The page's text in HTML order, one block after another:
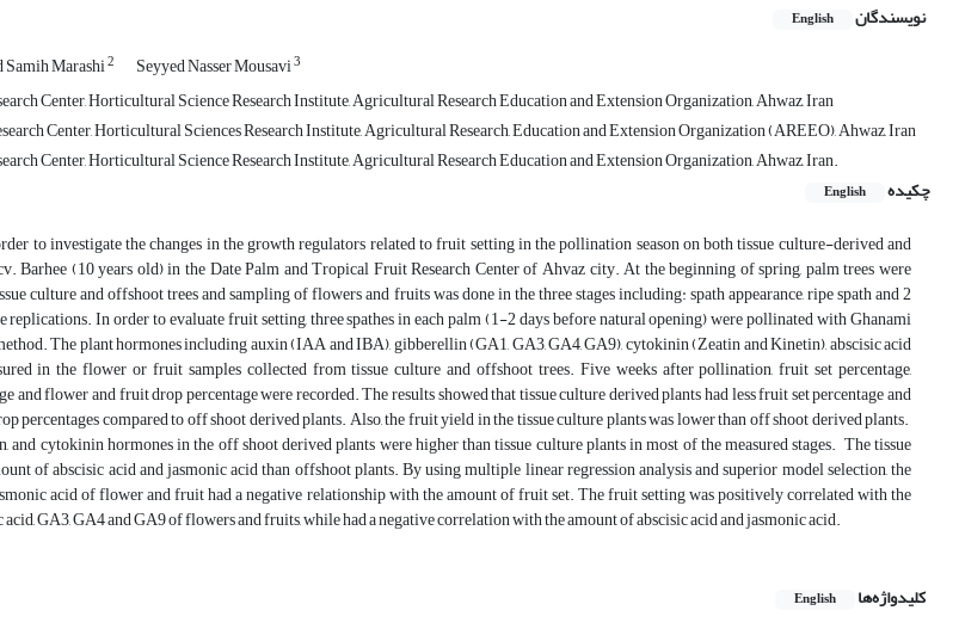
نویسندگان English
Samih Marashi2 Seyyed Nasser Mousavi3
Center, Horticultural Science Research Institute, Agricultural Research Education and Extension Organization, Ahwaz, Iran
Center, Horticultural Sciences Research Institute, Agricultural Research, Education and Extension Organization (AREEO), Ahwaz, Iran
Center, Horticultural Science Research Institute, Agricultural Research Education and Extension Organization, Ahwaz, Iran.
چکیده
English
to investigate the changes in the growth regulators related to fruit setting in the pollination season on both tissue culture-derived and
Barhee (10 years old) in the Date Palm and Tropical Fruit Research Center of Ahvaz city. At the beginning of spring, palm trees were
culture and offshoot trees and sampling of flowers and fruits was done in the three stages including: spath appearance, ripe spath and 2
In order to evaluate fruit setting, three spathes in each palm (1-2 days before natural opening) were pollinated with Ghanami
The plant hormones including auxin (IAA and IBA), gibberellin (GA1, GA3, GA4, GA9), cytokinin (Zeatin and Kinetin), abscisic acid
in the flower or fruit samples collected from tissue culture and offshoot trees. Five weeks after pollination, fruit set percentage,
and flower and fruit drop percentage were recorded. The results showed that tissue culture derived plants had less fruit set percentage and
percentages compared to off shoot derived plants. Also, the fruit yield in the tissue culture plants was lower than off shoot derived plants.
and cytokinin hormones in the off shoot derived plants were higher than tissue culture plants in most of the measured stages. The tissue
of abscisic acid and jasmonic acid than offshoot plants. By using multiple linear regression analysis and superior model selection, the
acid of flower and fruit had a negative relationship with the amount of fruit set. The fruit setting was positively correlated with the
GA3, GA4 and GA9 of flowers and fruits, while had a negative correlation with the amount of abscisic acid and jasmonic acid.
کلیدواژه‌ها English